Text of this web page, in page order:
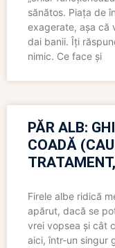
sănătos. Piața de
exagerate, așa că
dai banii. Îți
nimic. Ce face și
PĂR ALB:
COADĂ
Firele albe ridică
apărut, dacă se
vrei vopsea și cât
aici, într-un singur